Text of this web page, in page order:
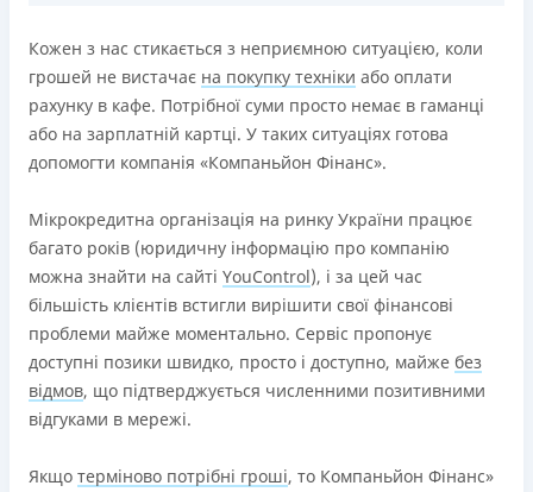
Кожен з нас стикається з неприємною ситуацією, коли
грошей не вистачає на покупку техніки або оплати
рахунку в кафе. Потрібної суми просто немає в гаманці
або на зарплатній картці. У таких ситуаціях готова
допомогти компанія «Компаньйон Фінанс».
Мікрокредитна організація на ринку України працює
багато років (юридичну інформацію про компанію
можна знайти на сайті YouControl), і за цей час
більшість клієнтів встигли вирішити свої фінансові
проблеми майже моментально. Сервіс пропонує
доступні позики швидко, просто і доступно, майже без
відмов, що підтверджується численними позитивними
відгуками в мережі.
Якщо терміново потрібні гроші, то Компаньйон Фінанс»